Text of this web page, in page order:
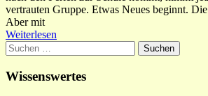
vertrauten Gruppe. Etwas Neues beginnt.
Aber mit
Weiterlesen
Suchen
nach:
Wissenswertes